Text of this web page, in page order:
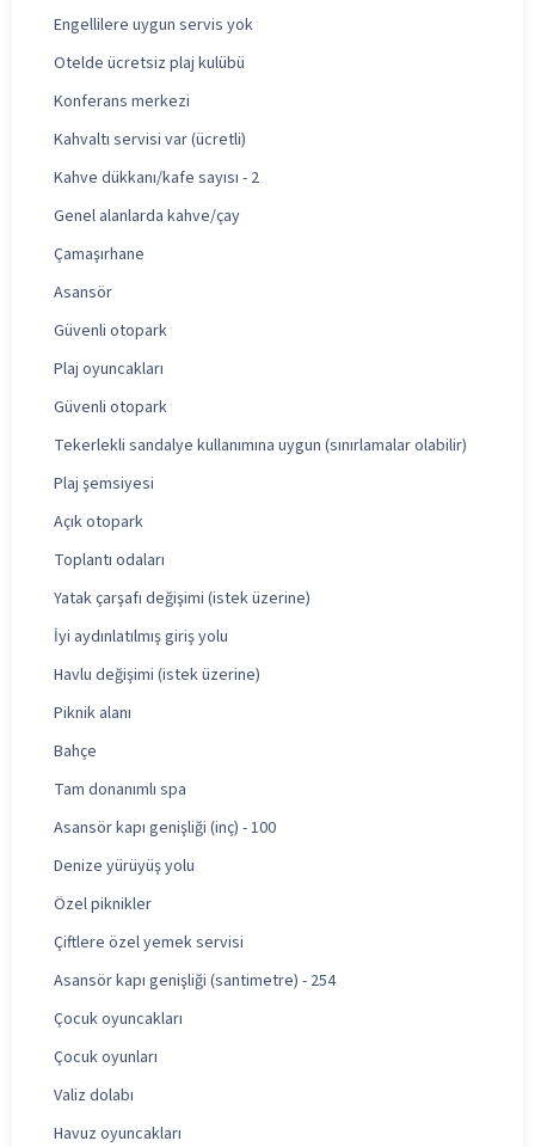
Engellilere uygun servis yok
Otelde ücretsiz plaj kulübü
Konferans merkezi
Kahvaltı servisi var (ücretli)
Kahve dükkanı/kafe sayısı - 2
Genel alanlarda kahve/çay
Çamaşırhane
Asansör
Güvenli otopark
Plaj oyuncakları
Güvenli otopark
Tekerlekli sandalye kullanımına uygun (sınırlamalar olabilir)
Plaj şemsiyesi
Açık otopark
Toplantı odaları
Yatak çarşafı değişimi (istek üzerine)
İyi aydınlatılmış giriş yolu
Havlu değişimi (istek üzerine)
Piknik alanı
Bahçe
Tam donanımlı spa
Asansör kapı genişliği (inç) - 100
Denize yürüyüş yolu
Özel piknikler
Çiftlere özel yemek servisi
Asansör kapı genişliği (santimetre) - 254
Çocuk oyuncakları
Çocuk oyunları
Valiz dolabı
Havuz oyuncakları